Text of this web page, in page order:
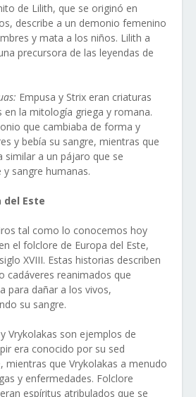
de Lilith, que se originó en
describe a un demonio femenino
y mata a los niños. Lilith a
precursora de las leyendas de
Empusa y Strix eran criaturas
en la mitología griega y romana.
que cambiaba de forma y
y bebía su sangre, mientras que
similar a un pájaro que se
sangre humanas.
del Este
tal como lo conocemos hoy
el folclore de Europa del Este,
XVIII. Estas historias describen
cadáveres reanimados que
para dañar a los vivos,
su sangre.
Vrykolakas son ejemplos de
era conocido por su sed
mientras que Vrykolakas a menudo
y enfermedades. Folclore
espíritus atribulados que se